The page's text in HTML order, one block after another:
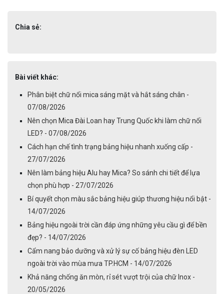
Chia sẻ:
Bài viết khác:
Phân biệt chữ nổi mica sáng mặt và hắt sáng chân -
07/08/2026
Nên chọn Mica Đài Loan hay Trung Quốc khi làm chữ nổi
LED? - 07/08/2026
Cách hạn chế tình trạng bảng hiệu nhanh xuống cấp -
27/07/2026
Nên làm bảng hiệu Alu hay Mica? So sánh chi tiết để lựa
chọn phù hợp - 27/07/2026
Bí quyết chọn màu sắc bảng hiệu giúp thương hiệu nổi bật -
14/07/2026
Bảng hiệu ngoài trời cần đáp ứng những yêu cầu gì để bền
đẹp? - 14/07/2026
Cẩm nang bảo dưỡng và xử lý sự cố bảng hiệu đèn LED
ngoài trời vào mùa mưa TP.HCM - 14/07/2026
Khả năng chống ăn mòn, rỉ sét vượt trội của chữ Inox -
20/05/2026